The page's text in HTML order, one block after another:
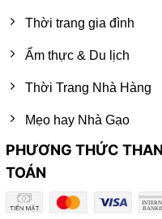
Thời trang gia đình
Ẩm thực & Du lịch
Thời Trang Nhà Hàng
Mẹo hay Nhà Gạo
PHƯƠNG THỨC
TOÁN